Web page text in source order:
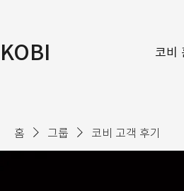
KOBI 코비
홈 그룹 코비 고객 후기